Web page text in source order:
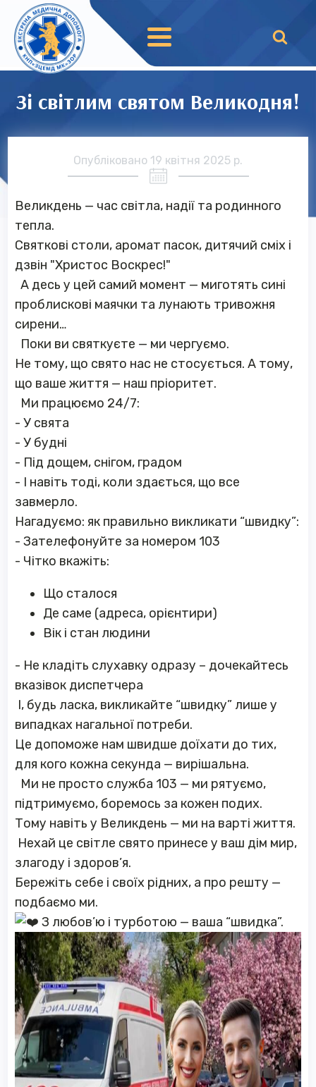
Зі світлим святом Великодня!
Опубліковано 19 квітня 2025 р.
Великдень — час світла, надії та родинного
тепла.
Святкові столи, аромат пасок, дитячий сміх і
дзвін "Христос Воскрес!"
А десь у цей самий момент — миготять сині
проблискові маячки та лунають тривожня
сирени…
Поки ви святкуєте — ми чергуємо.
Не тому, що свято нас не стосується. А тому,
що ваше життя — наш пріоритет.
Ми працюємо 24/7:
- У свята
-У будні
- Під дощем, снігом, градом
- І навіть тоді, коли здається, що все
завмерло.
Нагадуємо: як правильно викликати “швидку”:
-Зателефонуйте за номером 103
- Чітко вкажіть:
Що сталося
Де саме (адреса, орієнтири)
Вік і стан людини
- Не кладіть слухавку одразу – дочекайтесь
вказівок диспетчера
І, будь ласка, викликайте “швидку” лише у
випадках нагальної потреби.
Це допоможе нам швидше доїхати до тих,
для кого кожна секунда — вирішальна.
Ми не просто служба 103 — ми рятуємо,
підтримуємо, боремось за кожен подих.
Тому навіть у Великдень — ми на варті життя.
Нехай це світле свято принесе у ваш дім мир,
злагоду і здоров’я.
Бережіть себе і своїх рідних, а про решту —
подбаємо ми.
З любов’ю і турботою — ваша “швидка”.